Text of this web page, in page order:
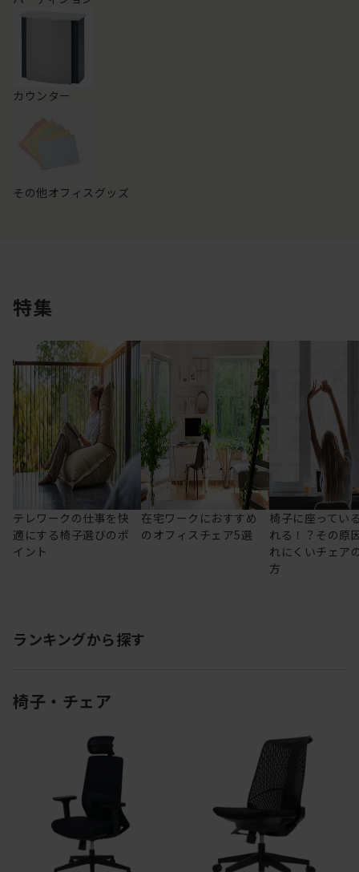
カウンター
その他オフィスグッズ
特集
テレワークの仕事を快
適にする椅子選びのポ
イント
在宅ワークにおすすめ
のオフィスチェア5選
椅子に座ってい
れる！？その原
れにくいチェア
方
ランキングから探す
椅子・チェア